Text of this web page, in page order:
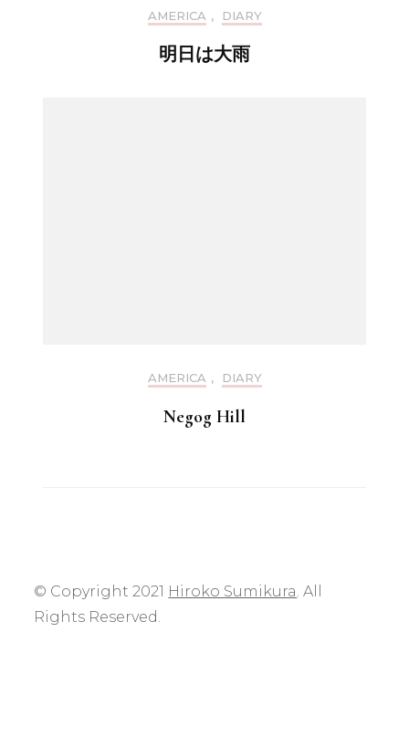
AMERICA , DIARY
明日は大雨
AMERICA , DIARY
Negog Hill
© Copyright 2021 Hiroko Sumikura. All
Rights Reserved.